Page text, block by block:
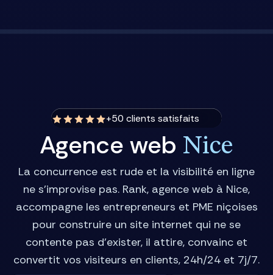
+50 clients satisfaits
Agence web Nice
La concurrence est rude et la visibilité en ligne
ne s’improvise pas. Rank, agence web à Nice,
accompagne les entrepreneurs et PME niçoises
pour construire un site internet qui ne se
contente pas d’exister, il attire, convainc et
convertit vos visiteurs en clients, 24h/24 et 7j/7.